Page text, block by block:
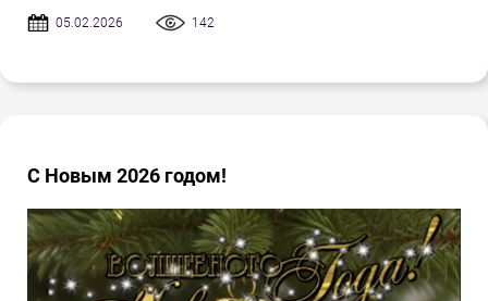
05.02.2026 142
С Новым 2026 годом!